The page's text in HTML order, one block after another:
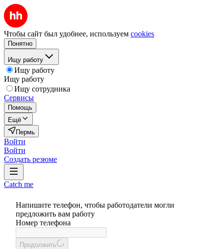
Чтобы сайт был удобнее, используем cookies
Понятно
Ищу работу
Ищу работу
Ищу работу
Ищу сотрудника
Сервисы
Помощь
Ещё
Пермь
Войти
Войти
Создать резюме
Catch me
Напишите телефон, чтобы работодатели могли
предложить вам работу
Номер телефона
Продолжить